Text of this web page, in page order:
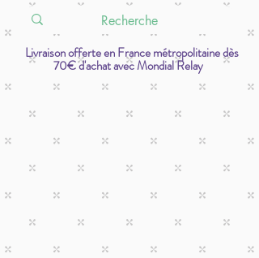
Livraison offerte en France métropolitaine dès
70€ d'achat avec Mondial Relay